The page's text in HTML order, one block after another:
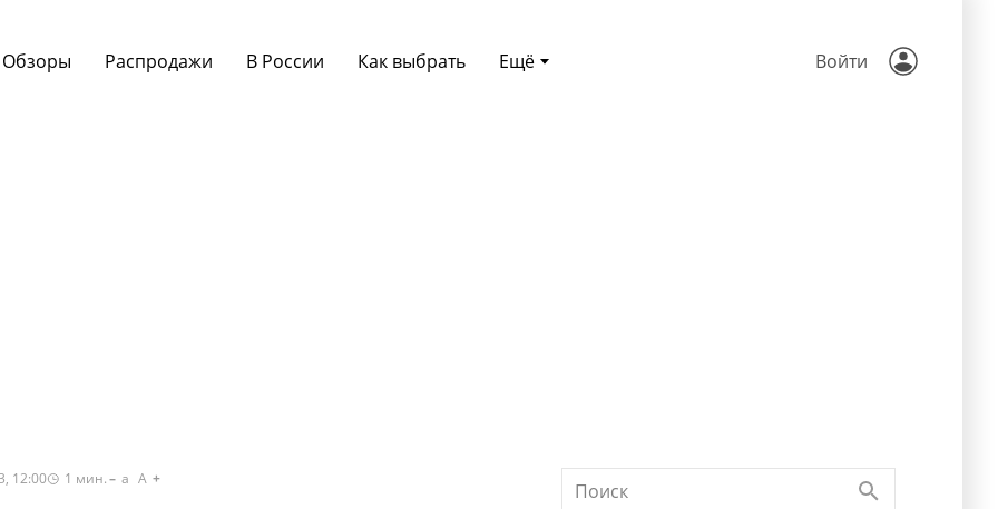
Ещё
Обзоры Распродажи В России Как выбрать Войти
12:00 1 мин. a A